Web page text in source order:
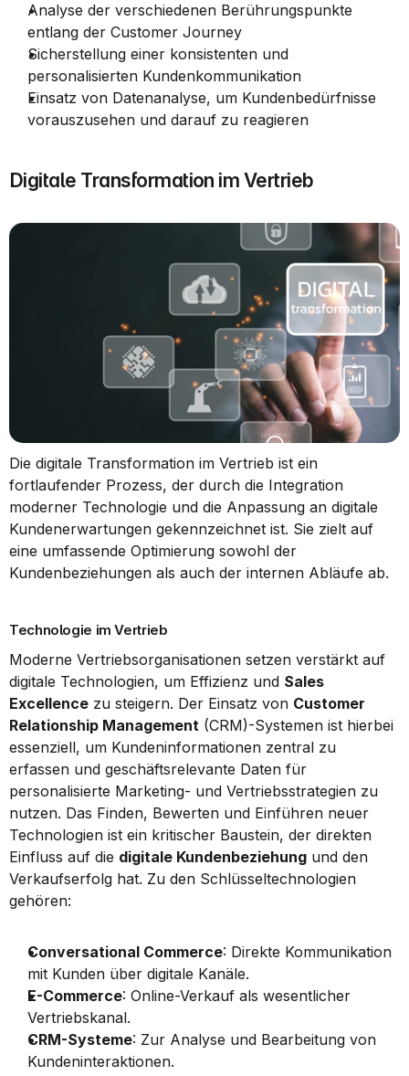
Analyse der verschiedenen Berührungspunkte
entlang der Customer Journey
Sicherstellung einer konsistenten und
personalisierten Kundenkommunikation
Einsatz von Datenanalyse, um Kundenbedürfnisse
vorauszusehen und darauf zu reagieren
Digitale Transformation im Vertrieb
Die digitale Transformation im Vertrieb ist ein
fortlaufender Prozess, der durch die Integration
moderner Technologie und die Anpassung an digitale
Kundenerwartungen gekennzeichnet ist. Sie zielt auf
eine umfassende Optimierung sowohl der
Kundenbeziehungen als auch der internen Abläufe ab.
Technologie im Vertrieb
Moderne Vertriebsorganisationen setzen verstärkt auf
digitale Technologien, um Effizienz und Sales
Excellence zu steigern. Der Einsatz von Customer
Relationship Management (CRM)-Systemen ist hierbei
essenziell, um Kundeninformationen zentral zu
erfassen und geschäftsrelevante Daten für
personalisierte Marketing- und Vertriebsstrategien zu
nutzen. Das Finden, Bewerten und Einführen neuer
Technologien ist ein kritischer Baustein, der direkten
Einfluss auf die digitale Kundenbeziehung und den
Verkaufserfolg hat. Zu den Schlüsseltechnologien
gehören:
Conversational Commerce: Direkte Kommunikation
mit Kunden über digitale Kanäle.
E-Commerce: Online-Verkauf als wesentlicher
Vertriebskanal.
CRM-Systeme: Zur Analyse und Bearbeitung von
Kundeninteraktionen.